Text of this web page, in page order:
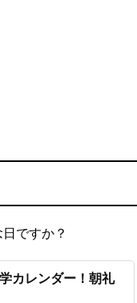
ですか？
カレンダー！朝礼